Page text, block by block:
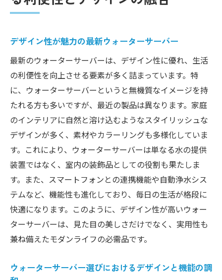
供
ウォーターサーバーがもたらす健康的な生
活習慣
健康維持に役立つウォーターサーバーの使
い方
ウォーターサーバーがもたらす快適な生活の未
来を探る
未来のウォーターサーバーの可能性を考え
る
快適さを追求するウォーターサーバーの進
化形
ウォーターサーバーがもたらす未来の生活
スタイル
の実現
デザイン性が魅力の最新ウォーターサーバー
最新のウォーターサーバーは、デザイン性に優れ、生活
の利便性を向上させる要素が多く詰まっています。特
に、ウォーターサーバーというと無機質なイメージを持
たれる方も多いですが、最近の製品は異なります。家庭
のインテリアに自然と溶け込むようなスタイリッシュな
デザインが多く、素材やカラーリングも多様化していま
す。これにより、ウォーターサーバーは単なる水の提供
装置ではなく、室内の装飾品としての役割も果たしま
す。また、スマートフォンとの連携機能や自動浄水シス
テムなど、機能性も進化しており、毎日の生活が格段に
快適になります。このように、デザイン性が高いウォー
ターサーバーは、見た目の美しさだけでなく、実用性も
兼ね備えたモダンライフの必需品です。
ウォーターサーバー選びにおけるデザインと機能の調